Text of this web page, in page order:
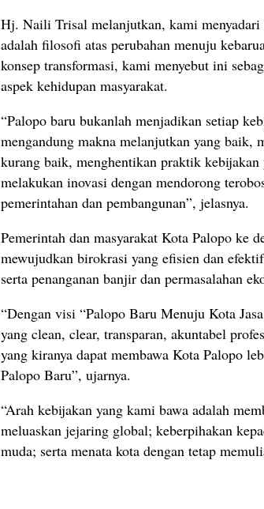
Hj. Naili Trisal melanjutkan, kami
adalah filosofi atas perubahan menuju
konsep transformasi, kami menyebut ini
aspek kehidupan masyarakat.
“Palopo baru bukanlah menjadikan setiap
mengandung makna melanjutkan yang baik,
kurang baik, menghentikan praktik
melakukan inovasi dengan mendorong
pemerintahan dan pembangunan”, jelasnya.
Pemerintah dan masyarakat Kota Palopo ke
mewujudkan birokrasi yang efisien dan
serta penanganan banjir dan permasalahan
“Dengan visi “Palopo Baru Menuju Kota
yang clean, clear, transparan, akuntabel
yang kiranya dapat membawa Kota Palopo
Palopo Baru”, ujarnya.
“Arah kebijakan yang kami bawa adalah
meluaskan jejaring global; keberpihakan
muda; serta menata kota dengan tetap